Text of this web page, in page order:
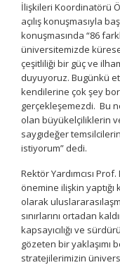
İlişkileri Koordinatörü
açılış konuşmasıyla
konuşmasında “86
üniversitemizde
çeşitliliği bir güç ve
duyuyoruz. Bugünkü
kendilerine çok şey
gerçekleşemezdi. Bu
olan büyükelçiliklerin
saygıdeğer
istiyorum” dedi.
Rektör Yardımcısı
önemine ilişkin
olarak
sınırlarını ortadan
kapsayıcılığı ve
gözeten bir yaklaşımı
stratejilerimizin